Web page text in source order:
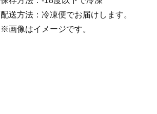
配送方法：冷凍便でお届けします。
※画像はイメージです。